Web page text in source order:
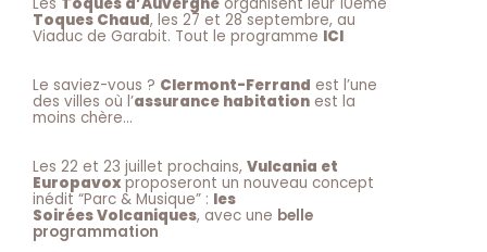
Toques Chaud, les 27 et 28 septembre, au
Viaduc de Garabit. Tout le programme ICI
Le saviez-vous ? Clermont-Ferrand est l’une
des villes où l’assurance habitation est la
moins chère…
Les 22 et 23 juillet prochains, Vulcania et
Europavoxproposeront un nouveau concept
inédit “Parc & Musique” : les
Soirées Volcaniques, avec une belle
programmation